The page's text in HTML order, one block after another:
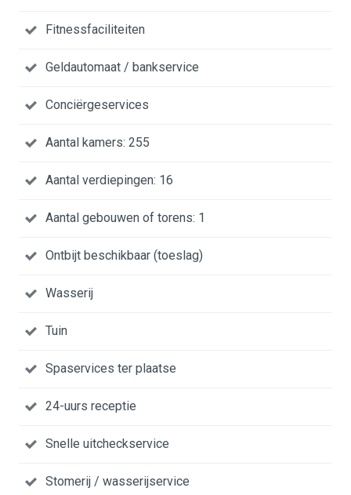
Fitnessfaciliteiten
Geldautomaat / bankservice
Conciërgeservices
Aantal kamers: 255
Aantal verdiepingen: 16
Aantal gebouwen of torens: 1
Ontbijt beschikbaar (toeslag)
Wasserij
Tuin
Spaservices ter plaatse
24-uurs receptie
Snelle uitcheckservice
Stomerij / wasserijservice